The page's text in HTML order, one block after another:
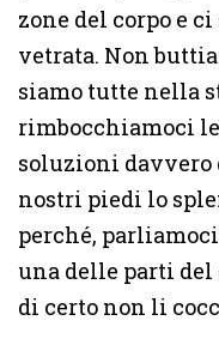
zone del corpo e
vetrata. Non
siamo tutte nella
rimbocchiamoci
soluzioni
nostri piedi lo
perché,
una delle parti
di certo non li